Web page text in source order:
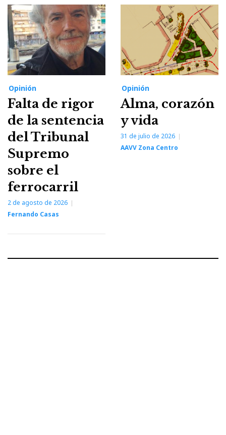
Opinión
Falta de rigor
de la sentencia
del Tribunal
Supremo
sobre el
ferrocarril
2 de agosto de 2026
Fernando Casas
Opinión
Alma, corazón
y vida
31 de julio de 2026
AAVV Zona Centro